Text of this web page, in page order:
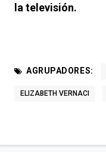
la televisión.
AGRUPADORES:
ELIZABETH VERNACI